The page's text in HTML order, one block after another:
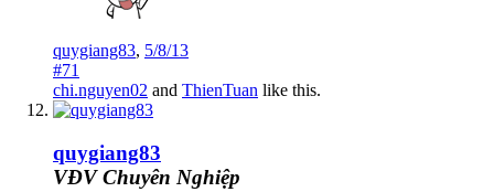
quygiang83, 5/8/13
#71
chi.nguyen02 and ThienTuan like this.
quygiang83
VĐV Chuyên Nghiệp